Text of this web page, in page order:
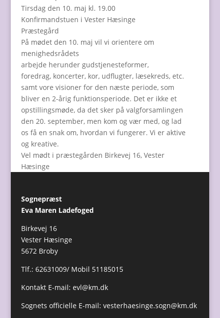
Tirsdag den 10. maj kl. 19.00
Konfirmandstuen i Vester Hæsinge
Præstegård
På mødet den 10. maj vil vi orientere om
menighedsrådets
arbejde herunder gudstjenesteformer,
foredrag, koncerter, kor, udflugter, læsekreds, etc.
samt vore visioner for den næste periode, som
bliver en 2-årig funktionsperiode. Det er ikke et
opstillingsmøde, da det sker på valgforsamlingen
den 20. september, men kom og vær med, og lad
os få en snak om, hvordan vi fungerer. Vi er aktive
og kreative.
Vel mødt i præstegården Birkevej 16, Vester
Hæsinge
Sognepræst
Eva Maren Ladefoged
Birkevej 16
Vester Hæsinge
5672 Broby
Tlf.: 62631009/ Mobil 51185015
Kontakt E-mail: evl@km.dk
Sognets officielle E-mail: vesterhaesinge.sogn@km.dk